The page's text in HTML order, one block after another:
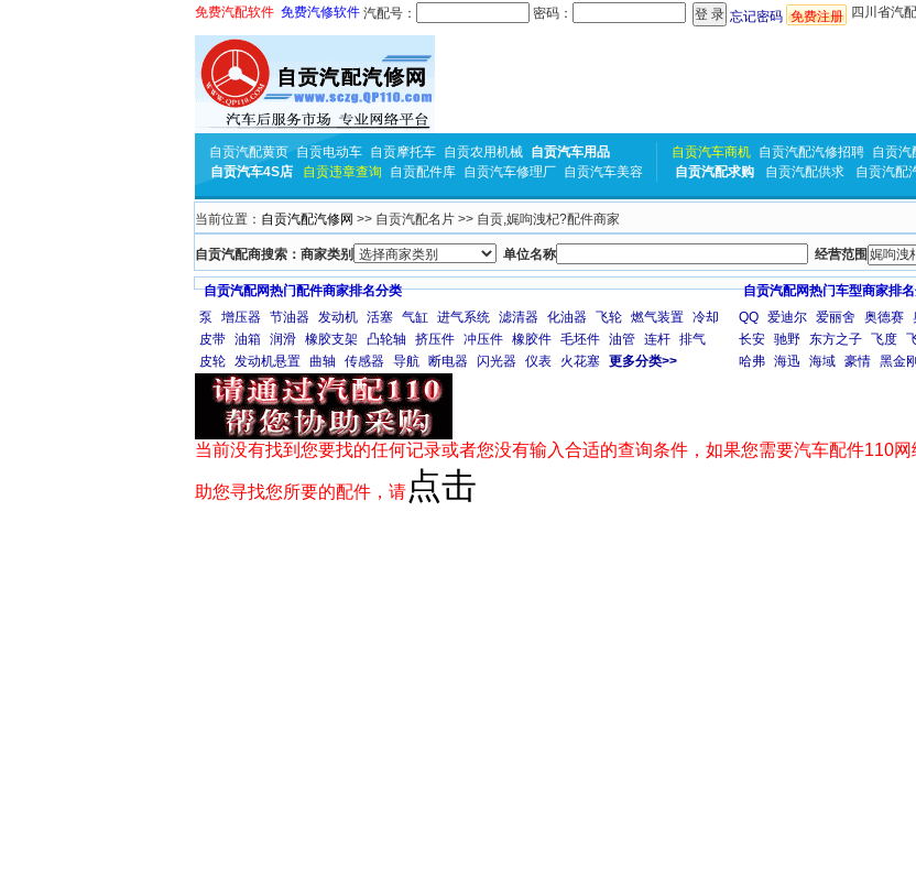
免费汽配软件 免费汽修软件 汽配号： 密码： 忘记密码 免费注册 四川省汽
自贡汽配黄页 自贡电动车 自贡摩托车 自贡农用机械 自贡汽车用品
自贡汽车4S店
自贡违章查询 自贡配件库 自贡汽车修理厂 自贡汽车美容
自贡汽车商机 自贡汽配汽修招聘 自贡汽
自贡汽配求购
自贡汽配供求 自贡汽配
当前位置： 自贡汽配汽修网 >> 自贡汽配名片 >> 自贡,娓呴洩杞?配件商家
自贡汽配商搜索：商家类别 单位名称 经营范围
自贡汽配网热门配件商家排名分类
泵
增压器 节油器 发动机 活塞 气缸 进气系统 滤清器 化油器 飞轮 燃气装置 冷却
皮带 油箱 润滑 橡胶支架 凸轮轴 挤压件 冲压件 橡胶件 毛坯件 油管 连杆 排气
皮轮 发动机悬置 曲轴 传感器 导航 断电器 闪光器 仪表 火花塞 更多分类>>
自贡汽配网热门车型商家排
QQ 爱迪尔 爱丽舍 奥德赛
长安 驰野 东方之子 飞度
哈弗 海迅 海域 豪情 黑金刚
当前没有找到您要找的任何记录或者您没有输入合适的查询条件，如果您需要汽车配件110
助您寻找您所要的配件，请 点击